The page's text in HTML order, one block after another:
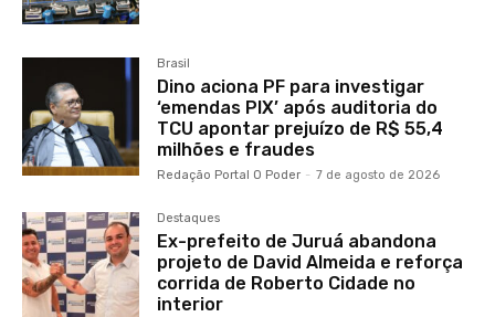
Brasil
Dino aciona PF para investigar
‘emendas PIX’ após auditoria do
TCU apontar prejuízo de R$ 55,4
milhões e fraudes
Redação Portal O Poder - 7 de agosto de 2026
Destaques
Ex-prefeito de Juruá abandona
projeto de David Almeida e reforça
corrida de Roberto Cidade no
interior